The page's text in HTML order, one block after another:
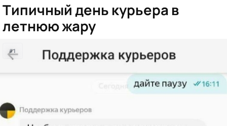
Типичный день курьера в
летнюю жару
#1